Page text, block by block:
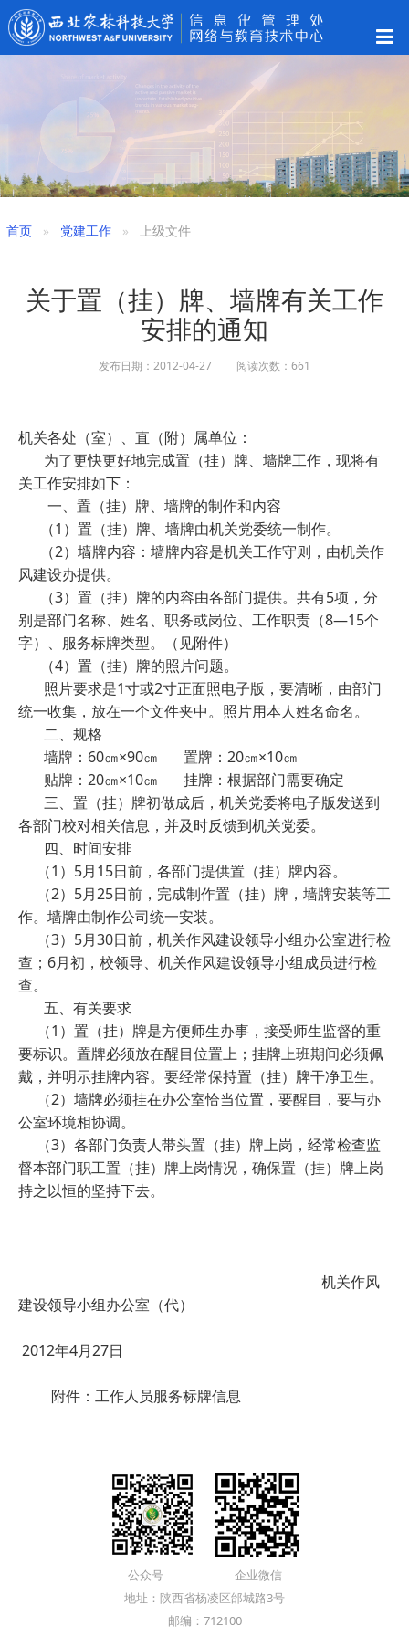
首页 党建工作 上级文件
关于置（挂）牌、墙牌有关工作
安排的通知
发布日期：2012-04-27 阅读次数： 661
机关各处（室）、直（附）属单位：
为了更快更好地完成置（挂）牌、墙牌工作，现将有
关工作安排如下：
一、置（挂）牌、墙牌的制作和内容
（1 ）置（挂）牌、墙牌由机关党委统一制作。
（2）墙牌内容：墙牌内容是机关工作守则，由机关作
风建设办提供。
（3）置（挂）牌的内容由各部门提供。共有5项，分
别是部门名称、姓名、职务或岗位、工作职责（8—15个
字）、服务标牌类型。（见附件）
（4）置（挂）牌的照片问题。
照片要求是1寸或2寸正面照电子版，要清晰，由部门
统一收集，放在一个文件夹中。照片用本人姓名命名。
二、规格
墙牌： 60㎝×90㎝ 置牌： 20㎝×10㎝
贴牌： 20㎝×10㎝
挂牌：根据部门需要确定
三、置（挂）牌初做成后，机关党委将电子版发送到
各部门校对相关信息，并及时反馈到机关党委。
四、时间安排
（1 ） 5月15日前，各部门提供置（挂）牌内容。
（2） 5月25日前，完成制作置（挂）牌，墙牌安装等工
作。墙牌由制作公司统一安装。
（3） 5月30日前，机关作风建设领导小组办公室进行检
查； 6月初，校领导、机关作风建设领导小组成员进行检
查。
五、有关要求
（1 ）置（挂）牌是方便师生办事，接受师生监督的重
要标识。置牌必须放在醒目位置上；挂牌上班期间必须佩
戴，并明示挂牌内容。要经常保持置（挂）牌干净卫生。
（2）墙牌必须挂在办公室恰当位置，要醒目，要与办
公室环境相协调。
（3）各部门负责人带头置（挂）牌上岗，经常检查监
督本部门职工置（挂）牌上岗情况，确保置（挂）牌上岗
持之以恒的坚持下去。
机关作风
建设领导小组办公室（代）
2012年4月27日
附件：工作人员服务标牌信息
公众号 企业微信
地址：陕西省杨凌区邰城路3号
邮编：712100